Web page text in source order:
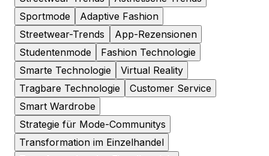
Sportmode
Adaptive Fashion
Streetwear-Trends
App-Rezensionen
Studentenmode
Fashion Technologie
Smarte Technologie
Virtual Reality
Tragbare Technologie
Customer Service
Smart Wardrobe
Strategie für Mode-Communitys
Transformation im Einzelhandel